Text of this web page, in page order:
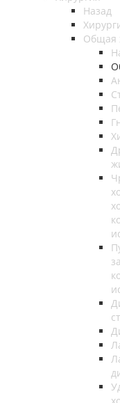
Назад
Общая